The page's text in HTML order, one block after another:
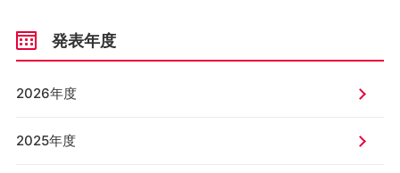
発表年度
2026年度
2025年度